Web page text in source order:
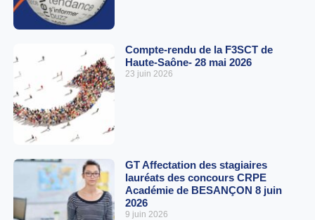
Compte-rendu de la F3SCT de
Haute-Saône- 28 mai 2026
23 juin 2026
GT Affectation des stagiaires
lauréats des concours CRPE
Académie de BESANÇON 8 juin
2026
9 juin 2026